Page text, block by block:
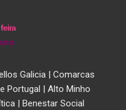
Galicia| Comarcas
Portugal | Alto Minho
| Benestar Social